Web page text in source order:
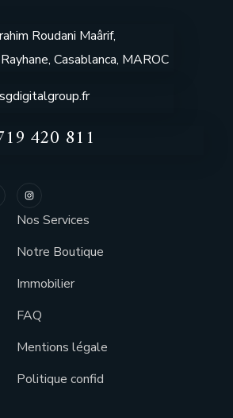
Roudani Maârif,
Casablanca, MAROC
420 811
Nos Services
Notre Boutique
Immobilier
FAQ
Mentions légale
Politique confid